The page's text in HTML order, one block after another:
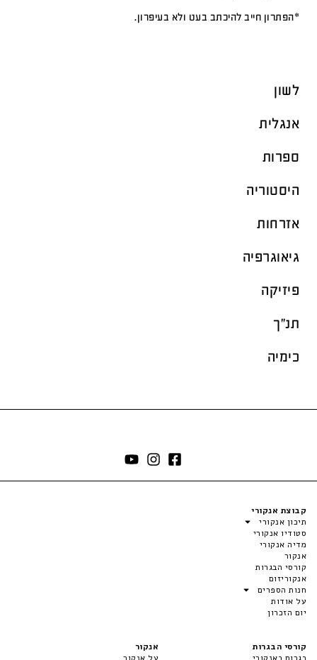
*הפתרון חייב להיכתב בעט ולא בעיפרון.
לשון
אנגלית
ספרות
היסטוריה
אזרחות
גיאוגרפיה
פיזיקה
תנ"ך
כימיה
קבוצת אנקורי
תיכון אנקורי
סטודיו אנקורי
מדיה אנקורי
אנקור
קורסי הבגרות
אנקוריזום
חנות הספרים
על אודות
יום הזכרון
קורסי הבגרות
אנקור